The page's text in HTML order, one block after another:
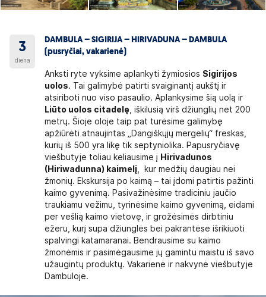
3
diena
DAMBULA – SIGIRIJA – HIRIVADUNA – DAMBULA
(pusryčiai, vakarienė)
Anksti ryte vyksime aplankyti žymiosios Sigirijos
uolos. Tai galimybė patirti svaiginantį aukštį ir
atsiriboti nuo viso pasaulio. Aplankysime šią uolą ir
Liūto uolos citadelę , iškilusią virš džiunglių net 200
metrų. Šioje oloje taip pat turėsime galimybę
apžiūrėti atnaujintas „Dangiškųjų mergelių“ freskas,
kurių iš 500 yra likę tik septyniolika. Papusryčiavę
viešbutyje toliau keliausime į Hirivadunos
(Hiriwadunna) kaimelį , kur medžių daugiau nei
žmonių. Ekskursija po kaimą – tai įdomi patirtis pažinti
kaimo gyvenimą. Pasivažinėsime tradiciniu jaučio
traukiamu vežimu, tyrinėsime kaimo gyvenimą, eidami
per vešlią kaimo vietovę, ir grožėsimės dirbtiniu
ežeru, kurį supa džiunglės bei pakrantėse išrikiuoti
spalvingi katamaranai. Bendrausime su kaimo
žmonėmis ir pasimėgausime jų gamintu maistu iš savo
užaugintų produktų. Vakarienė ir nakvynė viešbutyje
Dambuloje.